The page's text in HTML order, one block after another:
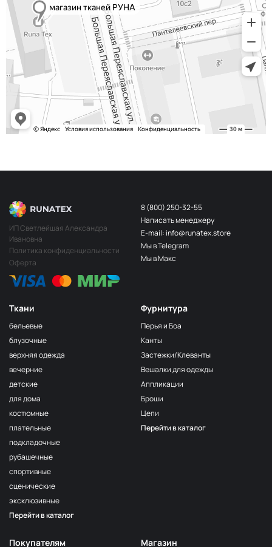
Ткани
бельевые
блузочные
верхняя одежда
вечерние
детские
для дома
костюмные
плательные
подкладочные
рубашечные
спортивные
сценические
эксклюзивные
Перейти в каталог
Фурнитура
Перья и Боа
Канты
Застежки/Клеванты
Вешалки для одежды
Аппликации
Броши
Цепи
Перейти в каталог
Покупателям Магазин
ИП Светлейшая Александра
Ивановна
Политика конфиденциальности
Оферта
8 (800) 250-32-55
Написать менеджеру
E-mail: info@runatex.store
Мы в Telegram
Мы в Макс